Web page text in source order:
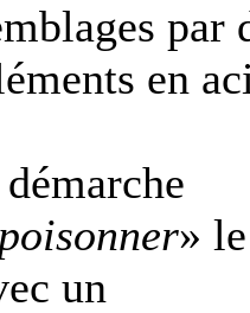
par
en
» le
un